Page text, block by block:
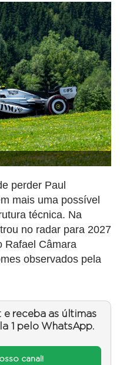
perder Paul
mais uma possível
técnica. Na
no radar para 2027
Rafael Câmara
observados pela
e receba as últimas
1 pelo WhatsApp.
canal!